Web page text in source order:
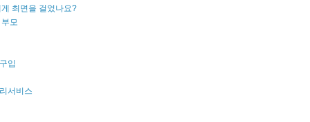
최면을 걸었나요?
모
입
서비스